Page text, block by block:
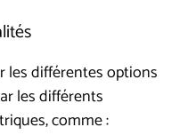
les différentes options
les différents
comme :